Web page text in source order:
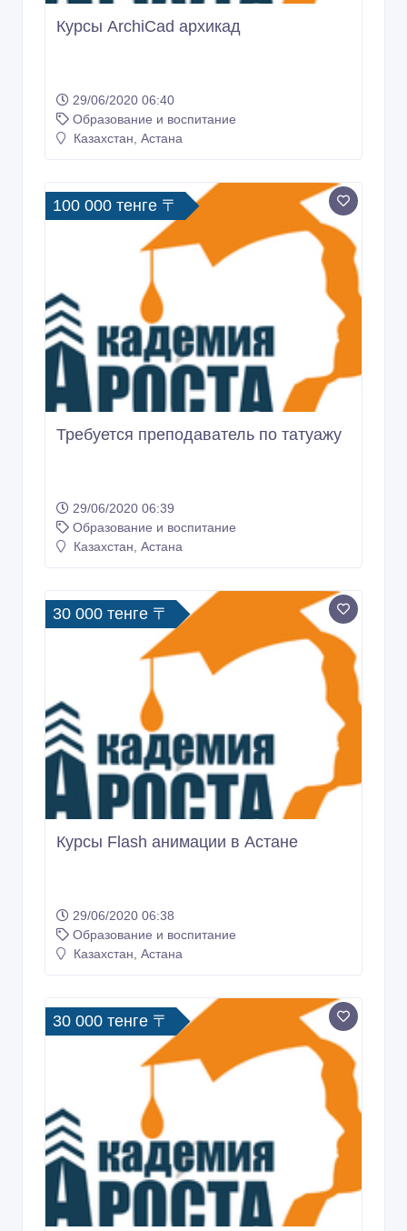
Курсы ArchiCad архикад
29/06/2020 06:40
Образование и воспитание
Казахстан, Астана
100 000 тенге 〒
Требуется преподаватель по татуажу
29/06/2020 06:39
Образование и воспитание
Казахстан, Астана
30 000 тенге 〒
Курсы Flash анимации в Астане
29/06/2020 06:38
Образование и воспитание
Казахстан, Астана
30 000 тенге 〒